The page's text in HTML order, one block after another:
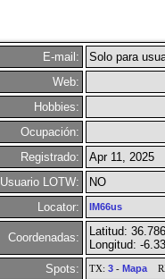
E-mail:
Solo para
Web:
Hobbies:
Ocupación:
Registrado:
Apr 11, 2025
Usuario LOTW:
NO
Locator:
IM66us
Coordenadas:
Latitud:
Longitud: -
Spots:
TX: 3- Mapa